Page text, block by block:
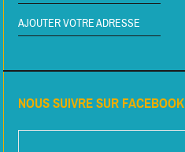
AJOUTER VOTRE ADRESSE
NOUS SUIVRE SUR FACEBOOK